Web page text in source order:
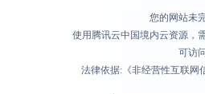
您的网站未
使用腾讯云中国境内云资源，
可访
法律依据:《非经营性互联网